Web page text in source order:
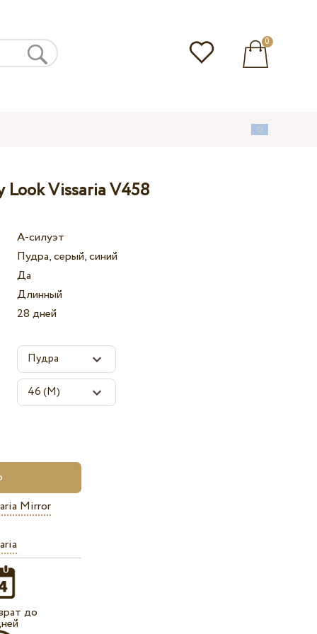
0
Look Vissaria V458
А-силуэт
Пудра, серый, синий
Да
Длинный
28 дней
Mirror
до